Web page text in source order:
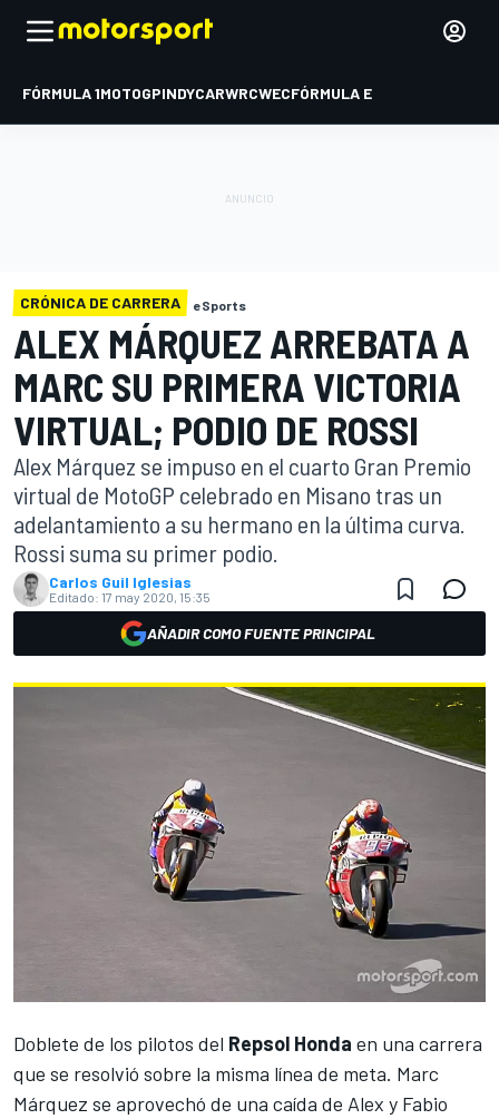
FÓRMULA 1MOTOGPINDYCARWRCWECFÓRMULA E
CRÓNICA DE CARRERA eSports
ALEX MÁRQUEZ ARREBATA A
MARC SU PRIMERA VICTORIA
VIRTUAL; PODIO DE ROSSI
Alex Márquez se impuso en el cuarto Gran Premio
virtual de MotoGP celebrado en Misano tras un
adelantamiento a su hermano en la última curva.
Rossi suma su primer podio.
Carlos Guil Iglesias
Editado: 17 may 2020, 15:35
AÑADIR COMO FUENTE PRINCIPAL
Doblete de los pilotos del Repsol Honda en una carrera
que se resolvió sobre la misma línea de meta. Marc
Márquez se aprovechó de una caída de Alex y Fabio